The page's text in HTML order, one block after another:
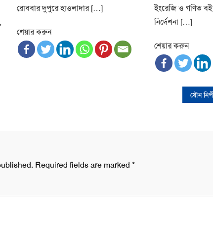
রোববার দুপুরে হাওলাদার […]
শেয়ার করুন
ইংরেজি ও গণিত
নির্দেশনা […]
শেয়ার করুন
Required fields are marked *